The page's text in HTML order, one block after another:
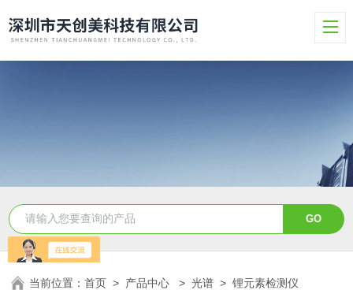
当前位置：首页 > 产品中心 >光谱 >锂元素检测仪